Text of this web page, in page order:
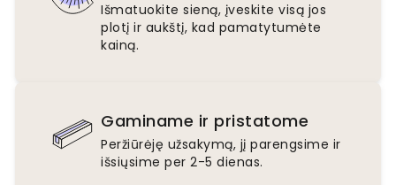
Išmatuokite sieną, įveskite visą jos
plotį ir aukštį, kad pamatytumėte
kainą.
Gaminame ir pristatome
Peržiūrėję užsakymą, jį parengsime ir
išsiųsime per 2-5 dienas.